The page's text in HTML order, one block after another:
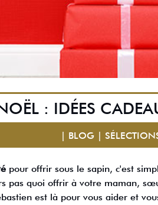
: IDÉES
| BLOG |
pour offrir sous le sapin, c'est
pas quoi offrir à votre maman,
est là pour vous aider et